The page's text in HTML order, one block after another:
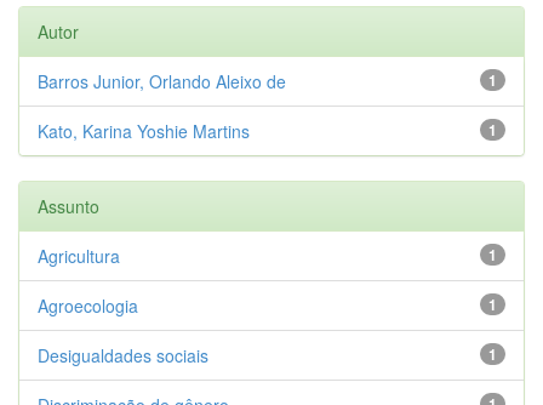
Autor
1
Barros Junior, Orlando Aleixo de
1
Kato, Karina Yoshie Martins
Assunto
1
Agricultura
1
Agroecologia
1
Desigualdades sociais